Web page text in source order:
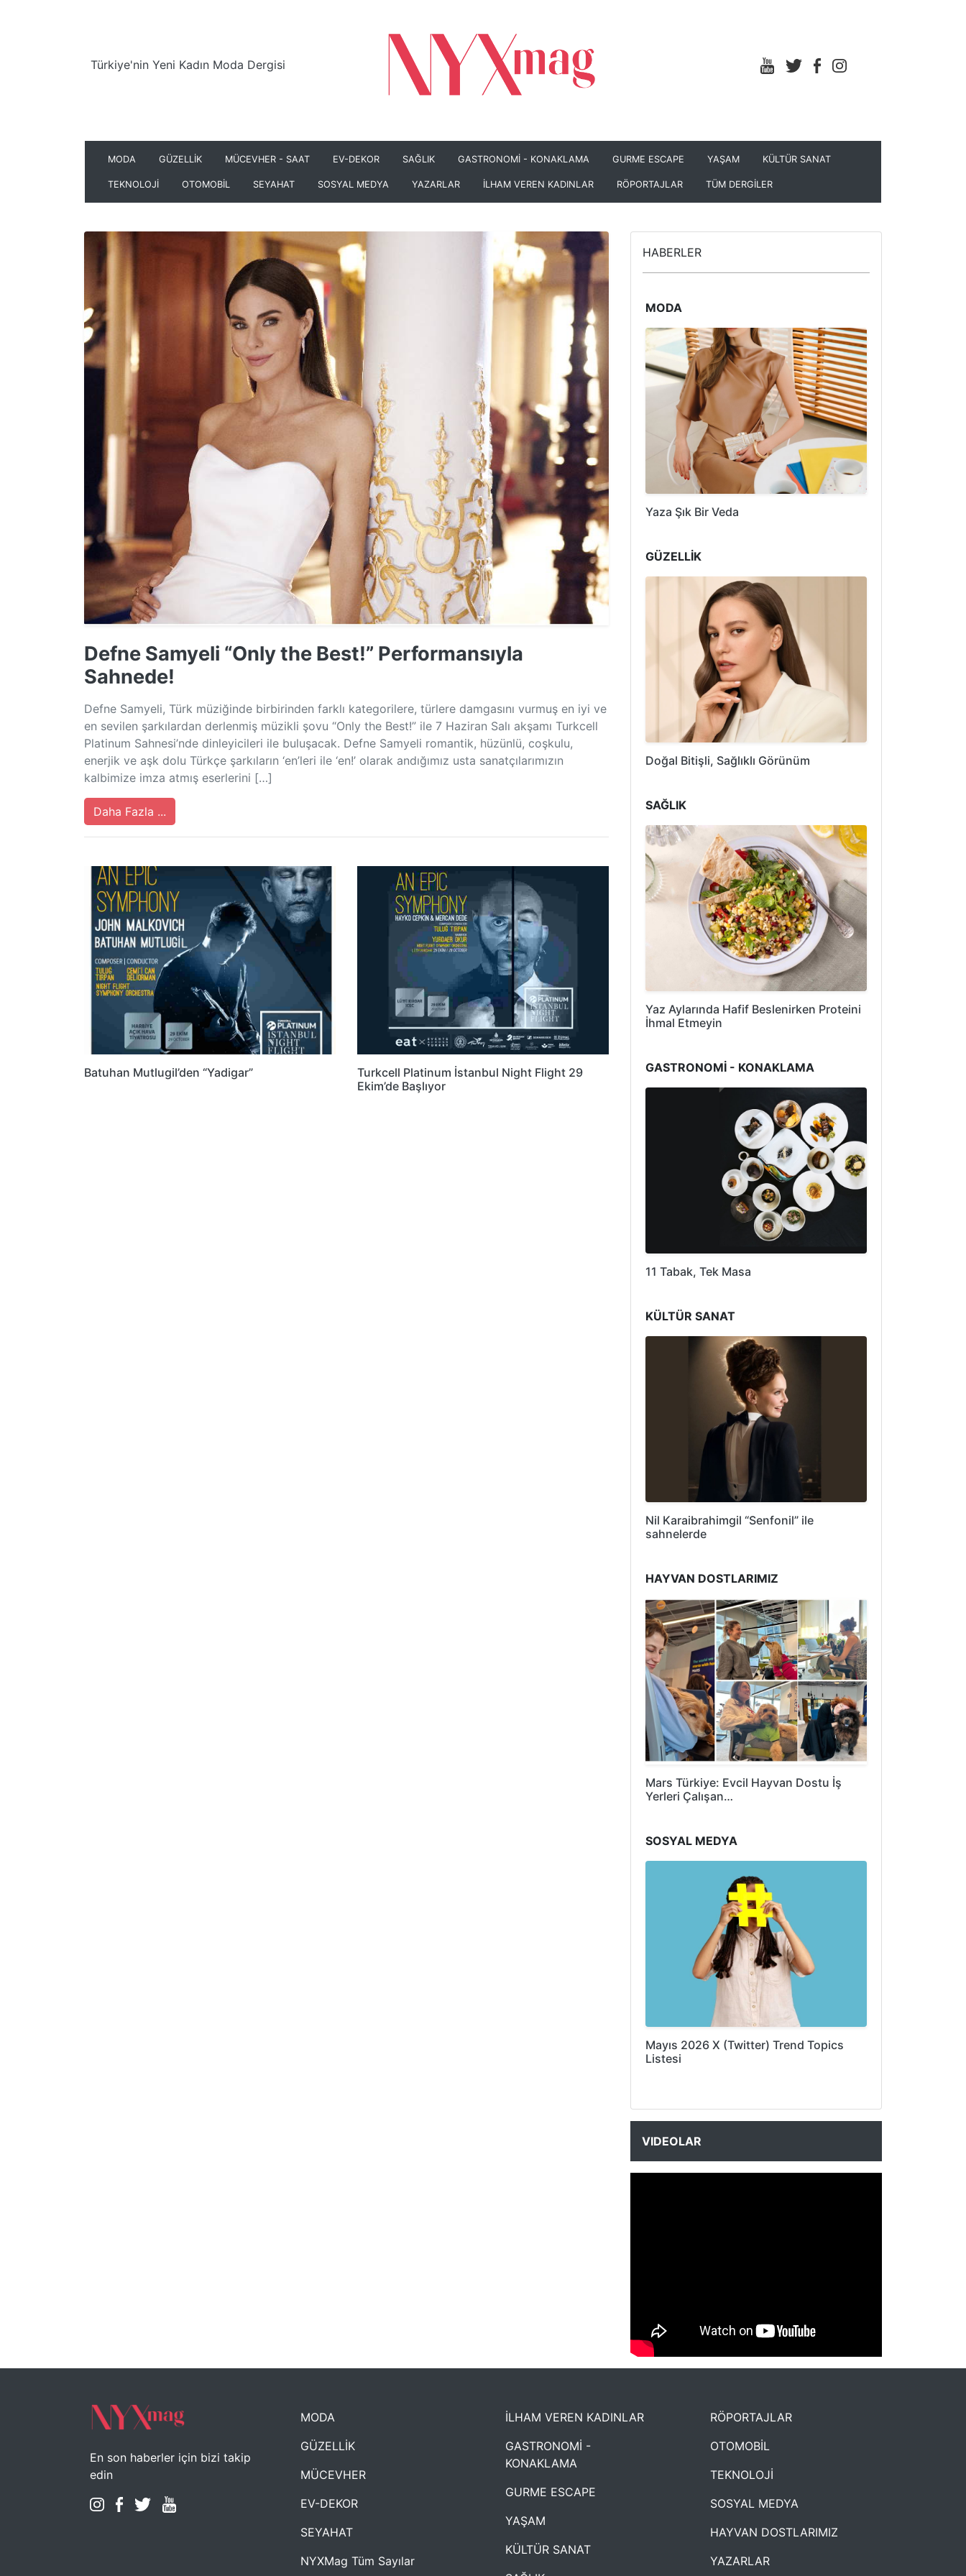
Türkiye'nin Yeni Kadın Moda Dergisi
MODA GÜZELLİK MÜCEVHER - SAAT EV-DEKOR SAĞLIK GASTRONOMİ - KONAKLAMA GURME ESCAPE YAŞAM KÜLTÜR SANAT
TEKNOLOJİ OTOMOBİL SEYAHAT SOSYAL MEDYA YAZARLAR İLHAM VEREN KADINLAR RÖPORTAJLAR TÜM DERGİLER
Defne Samyeli “Only the Best!” Performansıyla
Sahnede!
Defne Samyeli, Türk müziğinde birbirinden farklı kategorilere, türlere damgasını vurmuş en iyi ve
en sevilen şarkılardan derlenmiş müzikli şovu “Only the Best!” ile 7 Haziran Salı akşamı Turkcell
Platinum Sahnesi’nde dinleyicileri ile buluşacak. Defne Samyeli romantik, hüzünlü, coşkulu,
enerjik ve aşk dolu Türkçe şarkıların ‘en’leri ile ‘en!’ olarak andığımız usta sanatçılarımızın
kalbimize imza atmış eserlerini […]
Daha Fazla ...
Batuhan Mutlugil’den “Yadigar”
Turkcell Platinum İstanbul Night Flight 29
Ekim’de Başlıyor
HABERLER
MODA
Yaza Şık Bir Veda
GÜZELLİK
Doğal Bitişli, Sağlıklı Görünüm
SAĞLIK
Yaz Aylarında Hafif Beslenirken Proteini
İhmal Etmeyin
GASTRONOMİ - KONAKLAMA
11 Tabak, Tek Masa
KÜLTÜR SANAT
Nil Karaibrahimgil “Senfonil” ile
sahnelerde
HAYVAN DOSTLARIMIZ
Mars Türkiye: Evcil Hayvan Dostu İş
Yerleri Çalışan…
SOSYAL MEDYA
Mayıs 2026 X (Twitter) Trend Topics
Listesi
VIDEOLAR
NYXmag 2. Yaş Kutlama Etkinliği
En son haberler için bizi takip
edin
MODA
GÜZELLİK
MÜCEVHER
EV-DEKOR
SEYAHAT
NYXMag Tüm Sayılar
İLHAM VEREN KADINLAR
GASTRONOMİ -
KONAKLAMA
GURME ESCAPE
YAŞAM
KÜLTÜR SANAT
RÖPORTAJLAR
OTOMOBİL
TEKNOLOJİ
SOSYAL MEDYA
HAYVAN DOSTLARIMIZ
YAZARLAR